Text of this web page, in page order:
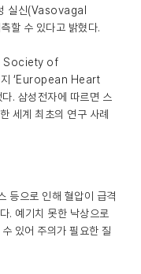
실신(Vasovagal
할 수 있다고 밝혔다.
Society of
지 ‘European Heart
. 삼성전자에 따르면 스
세계 최초의 연구 사례
등으로 인해 혈압이 급격
. 예기치 못한 낙상으로
있어 주의가 필요한 질